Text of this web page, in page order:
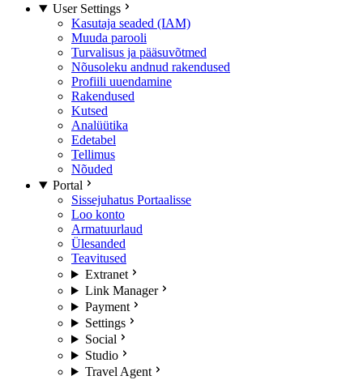
User Settings
Kasutaja seaded (IAM)
Muuda parooli
Turvalisus ja pääsuvõtmed
Nõusoleku andnud rakendused
Profiili uuendamine
Rakendused
Kutsed
Analüütika
Edetabel
Tellimus
Nõuded
Portal
Sissejuhatus Portaalisse
Loo konto
Armatuurlaud
Ülesanded
Teavitused
Extranet
Link Manager
Payment
Settings
Social
Studio
Travel Agent